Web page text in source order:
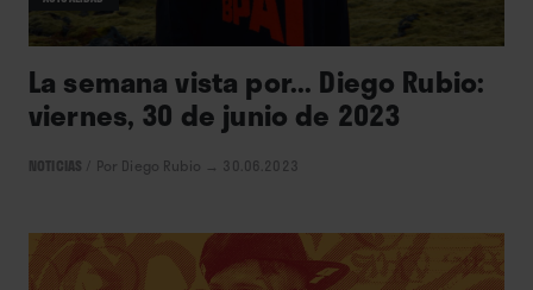
La semana vista por... Diego Rubio:
viernes, 30 de junio de 2023
NOTICIAS Por Diego Rubio → 30.06.2023